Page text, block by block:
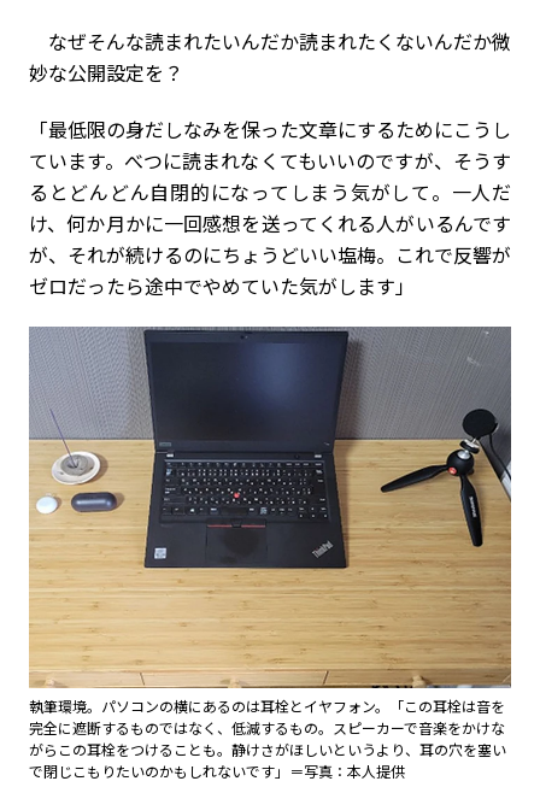
なぜそんな読まれたいんだか読まれたくないんだか微
妙な公開設定を？
「最低限の身だしなみを保った文章にするためにこうし
ています。べつに読まれなくてもいいのですが、そうす
るとどんどん自閉的になってしまう気がして。一人だ
け、何か月かに一回感想を送ってくれる人がいるんです
が、それが続けるのにちょうどいい塩梅。これで反響が
ゼロだったら途中でやめていた気がします」
執筆環境。パソコンの横にあるのは耳栓とイヤフォン。「この耳栓は音を
完全に遮断するものではなく、低減するもの。スピーカーで音楽をかけな
がらこの耳栓をつけることも。静けさがほしいというより、耳の穴を塞い
で閉じこもりたいのかもしれないです」＝写真：本人提供